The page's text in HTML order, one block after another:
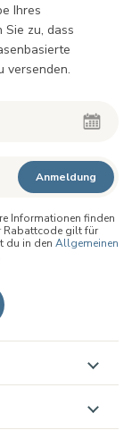
Ihres
zu, dass
versenden.
Anmeldung
Informationen finden
Rabattcode gilt für
du in den Allgemeinen